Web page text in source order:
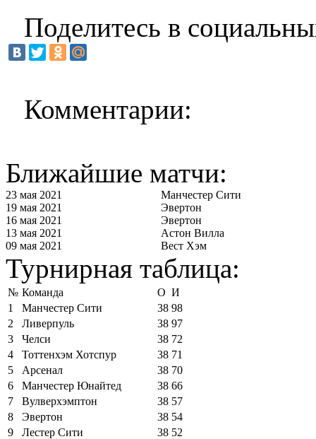
Поделитесь в
Комментарии:
Ближайшие матчи:
23 мая 2021
Манчестер Сити
19 мая 2021
Эвертон
16 мая 2021
Эвертон
13 мая 2021
Астон Вилла
09 мая 2021
Вест Хэм
Турнирная таблица:
№ Команда О И
1
Манчестер Сити 38 98
2
Ливерпуль 38 97
3
Челси 38 72
4
Тоттенхэм Хотспур 38 71
5
Арсенал 38 70
6
Манчестер Юнайтед 38 66
7
Вулверхэмптон 38 57
8
Эвертон 38 54
9
Лестер Сити 38 52